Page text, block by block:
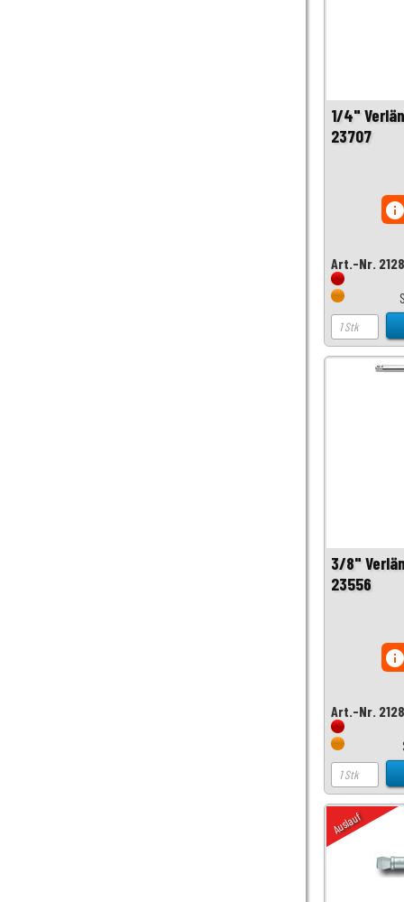
1/4"
23707
Art.-Nr.
3/8"
23556
Art.-Nr.
Auslauf